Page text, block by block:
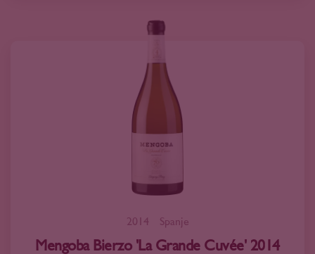
2014 Spanje
Mengoba Bierzo 'La Grande Cuvée' 2014